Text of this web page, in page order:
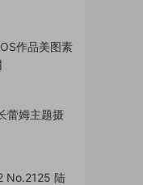
作品美图素
蕾姆主题摄
No.2125 陆